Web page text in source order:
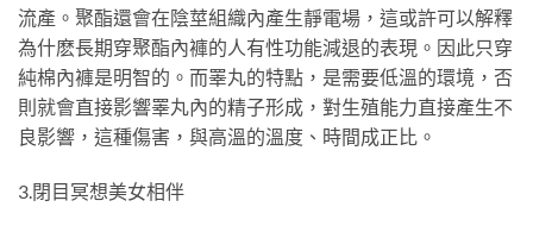
流產。聚酯還會在陰莖組織內產生靜電場，這或許可以解釋
為什麽長期穿聚酯內褲的人有性功能減退的表現。因此只穿
純棉內褲是明智的。而睪丸的特點，是需要低溫的環境，否
則就會直接影響睪丸內的精子形成，對生殖能力直接產生不
良影響，這種傷害，與高溫的溫度、時間成正比。
3.閉目冥想美女相伴